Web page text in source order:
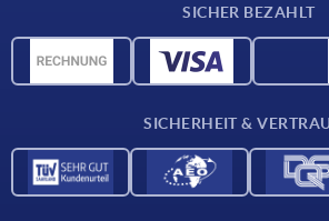
Werkstoffübersicht
SICHER BEZAHLT
SICHERHEIT &